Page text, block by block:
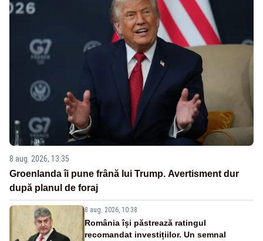
8 aug. 2026, 13:35
Groenlanda îi pune frână lui Trump. Avertisment dur
după planul de foraj
8 aug. 2026, 10:38
România își păstrează ratingul
recomandat investițiilor. Un semnal